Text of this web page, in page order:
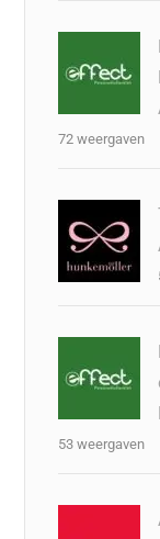
72 weergaven
53 weergaven